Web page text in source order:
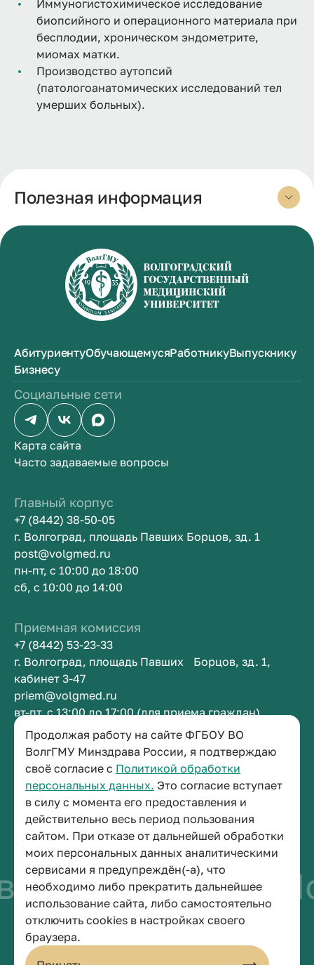
Продолжая работу на сайте ФГБОУ ВО
ВолгГМУ Минздрава России, я подтверждаю
своё согласие с Политикой обработки
персональных данных. Это согласие вступает
в силу с момента его предоставления и
действительно весь период пользования
сайтом. При отказе от дальнейшей обработки
моих персональных данных аналитическими
сервисами я предупреждён(-а), что
необходимо либо прекратить дальнейшее
использование сайта, либо самостоятельно
отключить cookies в настройках своего
браузера.
Иммуногистохимическое исследование
биопсийного и операционного материала при
бесплодии, хроническом эндометрите,
миомах матки.
Производство аутопсий
(патологоанатомических исследований тел
умерших больных).
Полезная информация
АбитуриентуОбучающемусяРаботникуВыпускнику
Бизнесу
Социальные сети
Карта сайта
Часто задаваемые вопросы
Главный корпус
+7 (8442) 38-50-05
г. Волгоград, площадь Павших Борцов, зд. 1
post@volgmed.ru
пн-пт, с 10:00 до 18:00
сб, с 10:00 до 14:00
Приемная комиссия
+7 (8442) 53-23-33
г. Волгоград, площадь Павших Борцов, зд. 1,
кабинет 3-47
priem@volgmed.ru
вт-пт, с 13:00 до 17:00 (для приема граждан)
Приемная ректора
+7 (8442) 38-50-05
г. Волгоград, площадь Павших Борцов, зд. 1,
кабинет 3-11
post@volgmed.ru
пн-пт, с 08.30 до 17.00 (перерыв с 12.30 до 13.00)
быть врачом
© 2026 Волгоградский государственный медицинский университет
Политика конфиденциальности
Политика по обработке персональных данных